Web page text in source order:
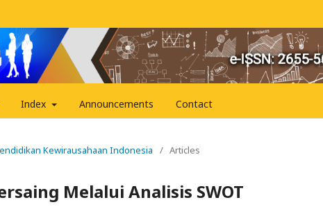
Index Announcements Contact
Kewirausahaan Indonesia / Articles
Melalui Analisis SWOT